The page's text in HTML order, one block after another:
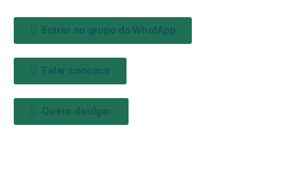
Entrar no grupo do WhatApp
Falar conosco
Quero divulgar